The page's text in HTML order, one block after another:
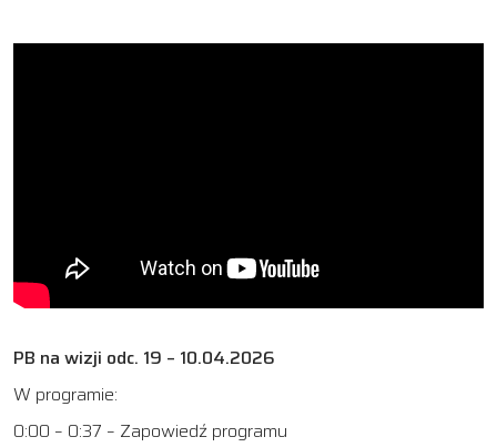
PB na wizji odc. 19 – 10.04.2026
W programie:
0:00 – 0:37 – Zapowiedź programu